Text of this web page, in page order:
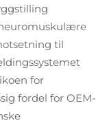
til
for
fordel for OEM-